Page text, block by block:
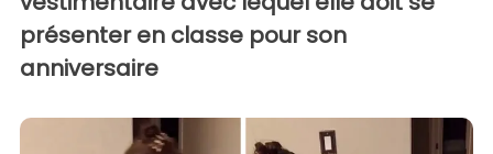
présenter en classe pour son
anniversaire